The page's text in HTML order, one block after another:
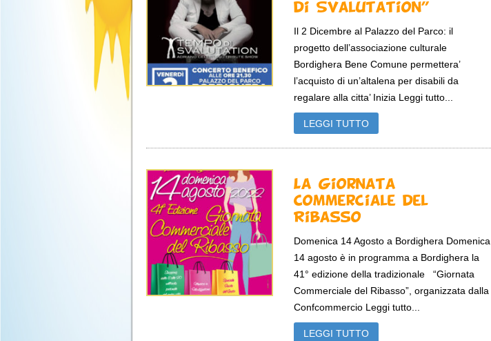
di Svalutation”
Il 2 Dicembre al Palazzo del Parco: il
progetto dell’associazione culturale
Bordighera Bene Comune permettera’
l’acquisto di un’altalena per disabili da
regalare alla citta’ Inizia Leggi tutto...
LEGGI TUTTO
La Giornata
Commerciale del
Ribasso
Domenica 14 Agosto a Bordighera Domenica
14 agosto è in programma a Bordighera la
41° edizione della tradizionale “Giornata
Commerciale del Ribasso”, organizzata dalla
Confcommercio Leggi tutto...
LEGGI TUTTO